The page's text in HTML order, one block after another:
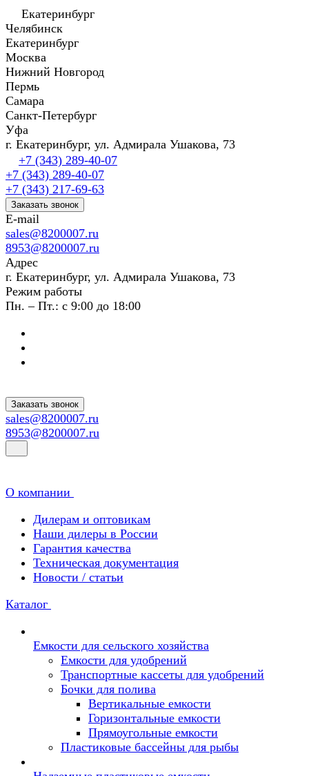
Екатеринбург
Челябинск
Екатеринбург
Москва
Нижний Новгород
Пермь
Самара
Санкт-Петербург
Уфа
г. Екатеринбург, ул. Адмирала Ушакова, 73
+7 (343) 289-40-07
+7 (343) 289-40-07
+7 (343) 217-69-63
Заказать звонок
E-mail
sales@8200007.ru
8953@8200007.ru
Адрес
г. Екатеринбург, ул. Адмирала Ушакова, 73
Режим работы
Пн. – Пт.: с 9:00 до 18:00
Заказать звонок
sales@8200007.ru
8953@8200007.ru
О компании
Дилерам и оптовикам
Наши дилеры в России
Гарантия качества
Техническая документация
Новости / статьи
Каталог
Емкости для сельского хозяйства
Емкости для удобрений
Транспортные кассеты для удобрений
Бочки для полива
Вертикальные емкости
Горизонтальные емкости
Прямоугольные емкости
Пластиковые бассейны для рыбы